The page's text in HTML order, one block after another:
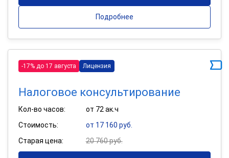
Подробнее
-17% до 17 августа Лицензия
Налоговое консультирование
Кол-во часов:
от 72 ак.ч
Стоимость:
от 17 160 руб.
Старая цена:
20 760 руб.